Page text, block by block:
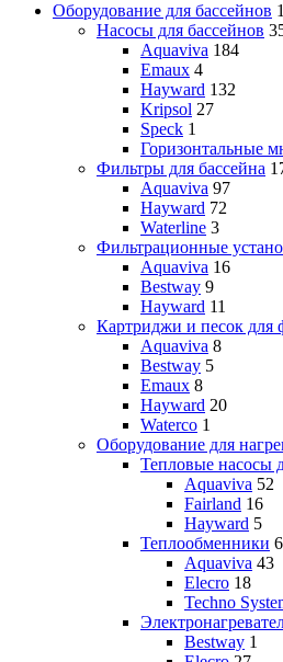
Оборудование для бассейнов
Насосы для бассейнов
Aquaviva 184
Emaux 4
Hayward 132
Kripsol 27
Speck 1
Горизонтальные
Фильтры для бассейна
Aquaviva 97
Hayward 72
Waterline 3
Фильтрационные
Aquaviva 16
Bestway 9
Hayward 11
Картриджи и песок для
Aquaviva 8
Bestway 5
Emaux 8
Hayward 20
Waterco 1
Оборудование для
Тепловые насосы
Aquaviva 52
Fairland 16
Hayward 5
Теплообменники
Aquaviva 43
Elecro 18
Techno
Bestway 1